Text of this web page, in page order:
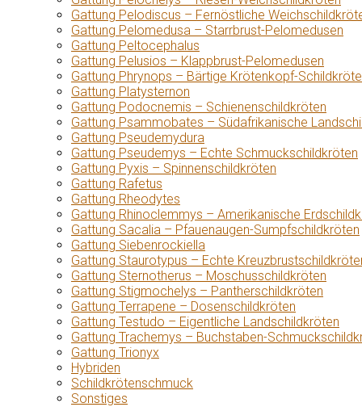
Gattung Pelodiscus – Fernöstliche
Gattung Pelomedusa – Starrbrust-Pelomedusen
Gattung Peltocephalus
Gattung Pelusios – Klappbrust-Pelomedusen
Gattung Phrynops – Bärtige Krötenkopf-
Gattung Platysternon
Gattung Podocnemis – Schienenschildkröten
Gattung Psammobates – Südafrikanische
Gattung Pseudemydura
Gattung Pseudemys – Echte Schmuckschildkröten
Gattung Pyxis – Spinnenschildkröten
Gattung Rafetus
Gattung Rheodytes
Gattung Rhinoclemmys – Amerikanische
Gattung Sacalia – Pfauenaugen-Sumpfschildkröten
Gattung Siebenrockiella
Gattung Staurotypus – Echte
Gattung Sternotherus – Moschusschildkröten
Gattung Stigmochelys – Pantherschildkröten
Gattung Terrapene – Dosenschildkröten
Gattung Testudo – Eigentliche Landschildkröten
Gattung Trachemys – Buchstaben-
Gattung Trionyx
Hybriden
Schildkrötenschmuck
Sonstiges